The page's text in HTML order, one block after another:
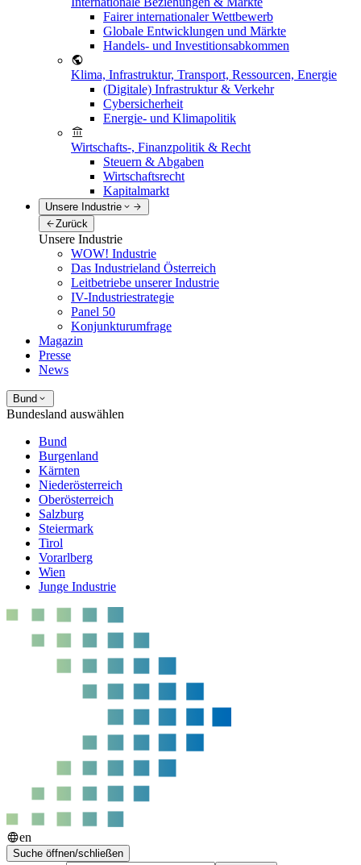
Fairer internationaler Wettbewerb
Globale Entwicklungen und Märkte
Handels- und Investitionsabkommen
Klima, Infrastruktur, Transport, Ressourcen, Energie
(Digitale) Infrastruktur & Verkehr
Cybersicherheit
Energie- und Klimapolitik
Wirtschafts-, Finanzpolitik & Recht
Steuern & Abgaben
Wirtschaftsrecht
Kapitalmarkt
Unsere Industrie
Zurück
Unsere Industrie
WOW! Industrie
Das Industrieland Österreich
Leitbetriebe unserer Industrie
IV-Industriestrategie
Panel 50
Konjunkturumfrage
Magazin
Presse
News
Bund
Bundesland auswählen
Bund
Burgenland
Kärnten
Niederösterreich
Oberösterreich
Salzburg
Steiermark
Tirol
Vorarlberg
Wien
Junge Industrie
en
Suche öffnen/schließen